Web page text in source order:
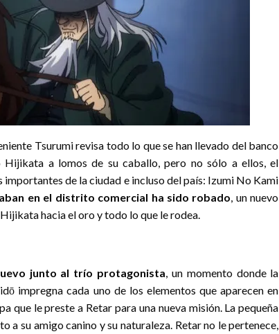
Tsurumi revisa todo lo que se han llevado del banco
a lomos de su caballo, pero no sólo a ellos, el
importantes de la ciudad e incluso del país: Izumi No Kami
en el distrito comercial ha sido robado, un nuevo
hacia el oro y todo lo que le rodea.
junto al trío protagonista, un momento donde la
impregna cada uno de los elementos que aparecen en
que le preste a Retar para una nueva misión. La pequeña
a su amigo canino y su naturaleza. Retar no le pertenece,